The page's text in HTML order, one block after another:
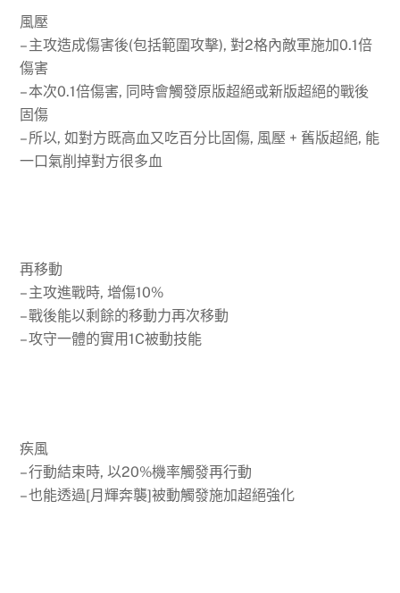
風壓
– 主攻造成傷害後(包括範圍攻擊), 對2格內敵軍施加0.1倍
傷害
– 本次0.1倍傷害, 同時會觸發原版超絕或新版超絕的戰後
固傷
– 所以, 如對方既高血又吃百分比固傷, 風壓 + 舊版超絕, 能
一口氣削掉對方很多血
再移動
– 主攻進戰時, 增傷10%
– 戰後能以剩餘的移動力再次移動
– 攻守一體的實用1C被動技能
疾風
– 行動結束時, 以20%機率觸發再行動
– 也能透過[月輝奔襲]被動觸發施加超絕強化